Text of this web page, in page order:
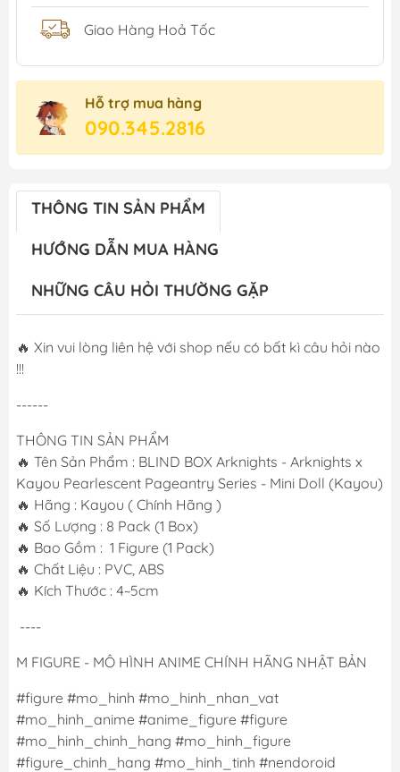
Giao Hàng Hoả Tốc
Hỗ trợ mua hàng
090.345.2816
THÔNG TIN SẢN PHẨM
HƯỚNG DẪN MUA HÀNG
NHỮNG CÂU HỎI THƯỜNG GẶP
🔥 Xin vui lòng liên hệ với shop nếu có bất kì câu hỏi nào
!!!
------
THÔNG TIN SẢN PHẨM
🔥 Tên Sản Phẩm : BLIND BOX Arknights - Arknights x
Kayou Pearlescent Pageantry Series - Mini Doll (Kayou)
🔥 Hãng : Kayou ( Chính Hãng )
🔥 Số Lượng : 8 Pack (1 Box)
🔥 Bao Gồm : 1 Figure (1 Pack)
🔥 Chất Liệu : PVC, ABS
🔥 Kích Thước : 4~5cm
----
M FIGURE - MÔ HÌNH ANIME CHÍNH HÃNG NHẬT BẢN
#figure #mo_hinh #mo_hinh_nhan_vat
#mo_hinh_anime #anime_figure #figure
#mo_hinh_chinh_hang #mo_hinh_figure
#figure_chinh_hang #mo_hinh_tinh #nendoroid